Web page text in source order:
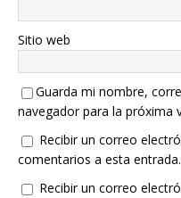
Sitio web
Guarda mi nombre,
navegador para la próxima
Recibir un correo
comentarios a esta entrada.
Recibir un correo